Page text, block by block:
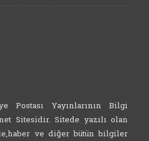
Postası Yayınlarının Bilgi
Sitesidir. Sitede yazılı olan
ve diğer bütün bilgiler